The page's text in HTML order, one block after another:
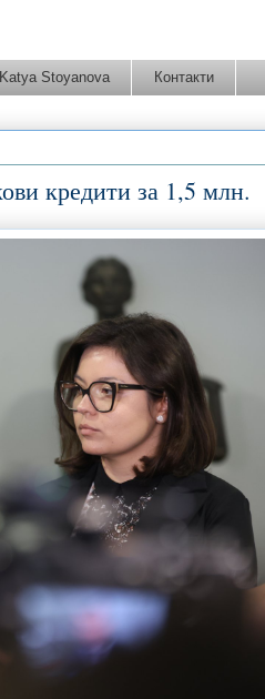
Stoyanova Контакти
кредити за 1,5 млн.